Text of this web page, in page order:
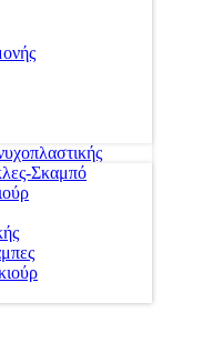
Σκαμπό